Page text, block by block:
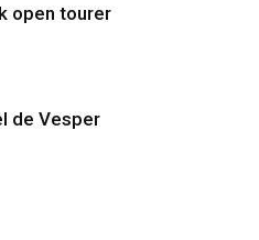
open tourer
de Vesper